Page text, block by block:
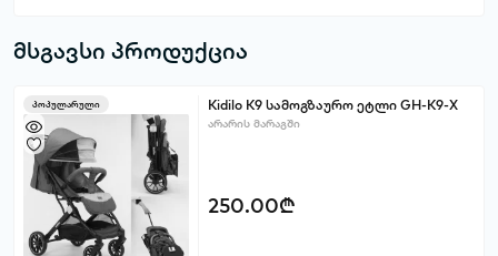
მსგავსი პროდუქცია
პოპულარული Kidilo K9 სამოგზაურო ეტლი GH-K9-X
არარის მარაგში
250.00₾